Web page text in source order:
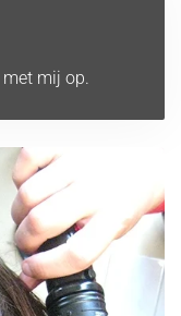
met mij op.